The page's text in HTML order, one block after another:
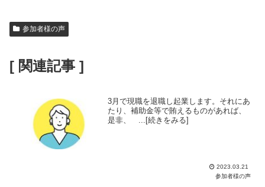
参加者様の声
[ 関連記事 ]
3月で現職を退職し起業します。それにあ
たり、補助金等で賄えるものがあれば、
是非、 ...[続きをみる]
2023.03.21
参加者様の声